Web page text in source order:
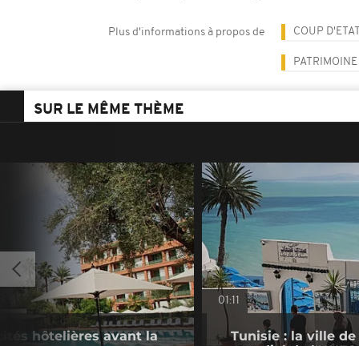
Plus d'informations à propos de COUP
SUR LE MÊME THÈME
hôtelières avant la
01:11
Tunisie : la ville